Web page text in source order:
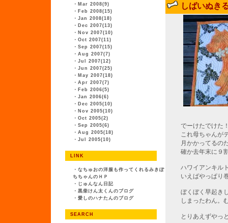
・ Mar 2008(9)
・ Feb 2008(15)
・ Jan 2008(18)
・ Dec 2007(13)
・ Nov 2007(10)
・ Oct 2007(11)
・ Sep 2007(15)
・ Aug 2007(7)
・ Jul 2007(12)
・ Jun 2007(25)
・ May 2007(18)
・ Apr 2007(7)
・ Feb 2006(5)
・ Jan 2006(6)
・ Dec 2005(10)
・ Nov 2005(10)
・ Oct 2005(2)
・ Sep 2005(6)
・ Aug 2005(18)
・ Jul 2005(10)
LINK
・ なちゅおの洋服も作ってくれるみきぽ
ちちゃんのＨＰ
・ じゅんなん日記
・ 黒柴けん太くんのブログ
・ 愛しのハナたんのブログ
SEARCH
しばいぬき
でーけたでけた
これ母ちゃんが
月かかってるの
確か去年末に９
ハワイアンキル
いえばやっぱり
ぼくぼく早起き
しまったわん。
とりあえずやっ